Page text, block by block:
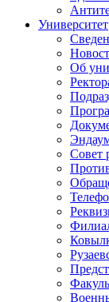
Университет
Об
Совет